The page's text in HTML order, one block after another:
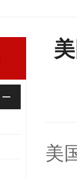
美